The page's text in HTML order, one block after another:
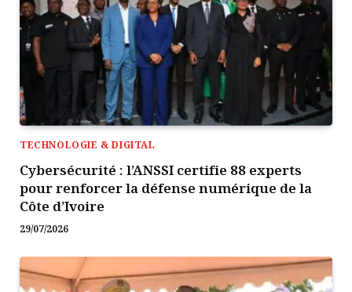
TECHNOLOGIE & DIGITAL
Cybersécurité : l’ANSSI certifie 88 experts
pour renforcer la défense numérique de la
Côte d’Ivoire
29/07/2026